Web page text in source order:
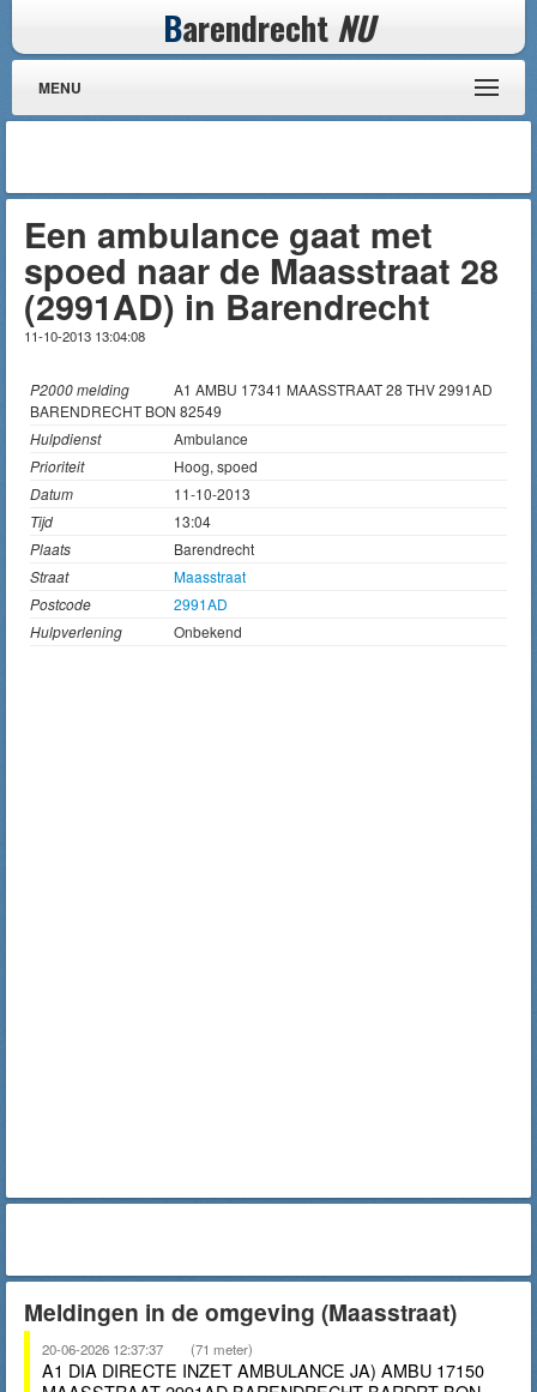
Barendrecht NU
MENU
Een ambulance gaat met
spoed naar de Maasstraat 28
(2991AD) in Barendrecht
11-10-2013 13:04:08
P2000 melding
A1 AMBU 17341 MAASSTRAAT 28 THV 2991AD
BARENDRECHT BON 82549
Hulpdienst
Ambulance
Prioriteit
Hoog, spoed
Datum
11-10-2013
Tijd
13:04
Plaats
Barendrecht
Straat
Maasstraat
Postcode
2991AD
Hulpverlening
Onbekend
Meldingen in de omgeving (Maasstraat)
20-06-2026 12:37:37 (71 meter)
A1 DIA DIRECTE INZET AMBULANCE JA) AMBU 17150